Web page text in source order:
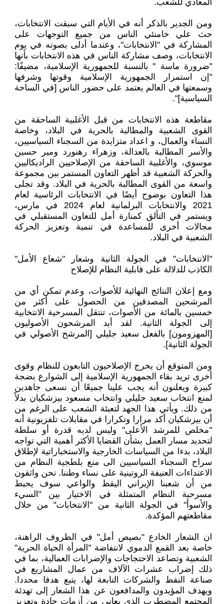
المعادي للشعب.
ومن الجدير بالذكر أنه في الأيام التي سبقت الانتخابات،
حث علي خامنئي الناس من جميع التوجهات على
المشاركة في "الانتخابات"، وعندما أدلى بصوته في يوم
الانتخابات، وصف مشاركة الناس في هذه الانتخابات بأنها
"ضرورة ماسة " بالنسبة للجمهورية الإسلامية، مضيفًا:
"إن استمرار الجمهورية الإسلامية وقوتها وشرفها
وسمعتها في العالم يعتمد على حضور الناس [في الساحة
السياسية]".
مقاطعة هذه الانتخابات من قبل الأغلبية الساحقة من
القوى الشعبية والمطالبة بالحرية في البلاد، وخاصة
النساء والعمال، و اعداد متزايدة من السجناء السياسيين،
والأسر المطالبة بالعدالة، وزهراء رهنورد ومير حسين
موسوي، والأغلبية الساحقة من الإصلاحيين الراديكاليين
والحركة الشعبية قد أظهر التعاون المستمر بين مجموعة
واسعة من القوى المطالبة بالحرية في البلاد. وقد تجلى
هذا التعاون بوضوح أيضًا في الانتخابات الرئاسية لعام
2021 والانتخابات البرلمانية لعام 2024 في مارس،
ويستمر في التألق كمنارة أمل للتعاون المستقبلي في
مجالات أخرى للمساعدة في تنمية وتعزيز الحركة
الشعبية في البلاد.
"الانتخابات" في الجولة الثانية وشعار "شعاع الأمل"
الكاذب للدلالة على قابلية النظام للإصلاح
ومع إعلان النتائج النهائية للأصوات، وعدم تمكن أي من
المرشحين المصدقين من الحصول على أكثر من
خمسين بالمائة من الأصوات، تنتقل المسرحية الانتخابية
إلى الجولة الثانية. لقد أيد المرشحون الأصوليون
[المهزومون] بالفعل سعيد جليلي [المرشح الأصولي في
الجولة الثانية].
ومن المتوقع أن يخرج الإصلاحيون التابعون للنظام وقوى
أخرى تريد بقاء الجمهورية الإسلامية إلى الشوارع بضجة
كبيرة ويعلنون أنه يجب علينا جميعًا أن نسعى جاهدين
لمنع انتخاب سعيد جليلي وانتخاب مسعود بيزشكيان بدلاً
من ذلك. ويأتي هذا الجهد لتعبئة الشعب على الرغم من
أن بيزشكيان أكد مرارا وتكرارا في مقابلات تلفزيونية أنه
"مخلص للمرشد الأعلى" وليس لديه قدرة أو سلطة
لتحديد مسار العمل بشأن القضايا الأكثر أهمية التي تواجه
البلاد، بدءا من السياسات الخارجية والاستخباراتية لإطلاق
سراح السجناء السياسيين الى منع بلطجية النظام من
الاعتداءات العنيفة الروتينية على نساء وطننا. نحن واثقون
من أن شعبنا الإيراني اليقظ والواعي سوف يحبط
مسرحية النظام المتمثلة في الاختيار بين "السيء
والأسوأ" في الجولة الثانية من "الانتخابات" من خلال
مقاطعتهم المؤكدة.
ان الشعار الخادع "بصيص أمل" في الظروف الراهنة،
خاصة بعد القمع الدموي لانتفاضة "المرأة الحياة الحرية"
الشعبية وتصاعد الاحتجاجات والإضرابات العمالية، بما في
ذلك إضراب عشرات الآلاف من عمال المشاريع في
صناعة النفط والشركات التابعة لها، يتبع هدفا محددا.
ويهدف المؤيدون والمدافعون عن هذا الشعار إلى تهدئة
المجتمع المضطرب الذي يعاني من أزمات حادة وتعزيز